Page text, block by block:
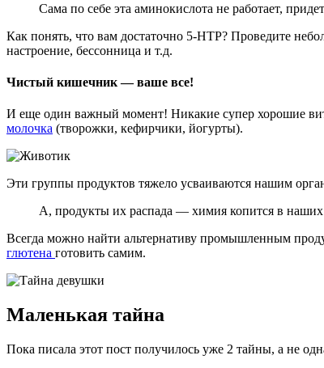
Сама по себе эта аминокислота не работает,
Как понять, что вам достаточно 5-HTP? Проведите
настроение, бессонница и т.д.
Чистый кишечник — ваше все!
И еще один важный момент! Никакие супер хорошие
молочка (творожки, кефирчики, йогурты).
Эти группы продуктов тяжело усваиваются нашим
А, продукты их распада — химия копится в наших
Всегда можно найти альтернативу промышленным
глютена готовить самим.
Маленькая тайна
Пока писала этот пост получилось уже 2 тайны, а не